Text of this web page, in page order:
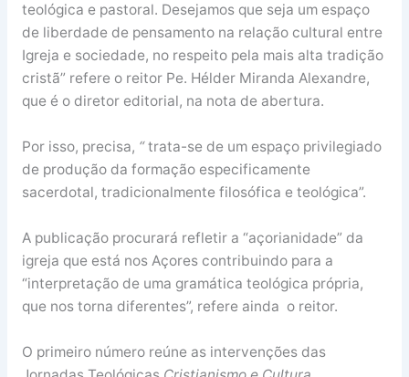
teológica e pastoral. Desejamos que seja um espaço
de liberdade de pensamento na relação cultural entre
Igreja e sociedade, no respeito pela mais alta tradição
cristã” refere o reitor Pe. Hélder Miranda Alexandre,
que é o diretor editorial, na nota de abertura.
Por isso, precisa, “trata-se de um espaço privilegiado
de produção da formação especificamente
sacerdotal, tradicionalmente filosófica e teológica”.
A publicação procurará refletir a “açorianidade” da
igreja que está nos Açores contribuindo para a
“interpretação de uma gramática teológica própria,
que nos torna diferentes”, refere ainda o reitor.
O primeiro número reúne as intervenções das